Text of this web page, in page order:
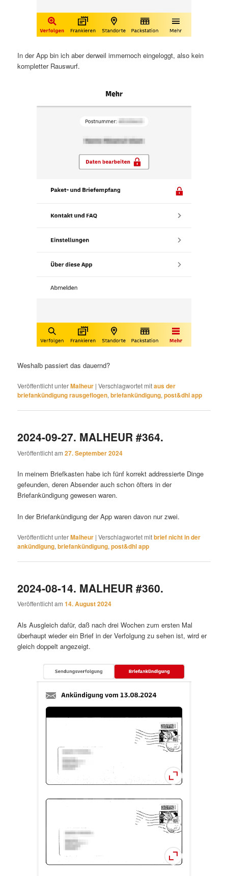
In der App bin ich aber derweil immernoch eingeloggt, also kein
kompletter Rauswurf.
Weshalb passiert das dauernd?
Veröffentlicht unterMalheur |Verschlagwortet mitaus der
briefankündigung rausgeflogen,briefankündigung,post&dhl app
2024-09-27. MALHEUR #364.
Veröffentlicht am27. September 2024
In meinem Briefkasten habe ich fünf korrekt addressierte Dinge
gefeunden, deren Absender auch schon öfters in der
Briefankündigung gewesen waren.
In der Briefankündigung der App waren davon nur zwei.
Veröffentlicht unterMalheur |Verschlagwortet mitbrief nicht in der
ankündigung,briefankündigung,post&dhl app
2024-08-14. MALHEUR #360.
Veröffentlicht am14. August 2024
Als Ausgleich dafür, daß nach drei Wochen zum ersten Mal
überhaupt wieder ein Brief in der Verfolgung zu sehen ist, wird er
gleich doppelt angezeigt.